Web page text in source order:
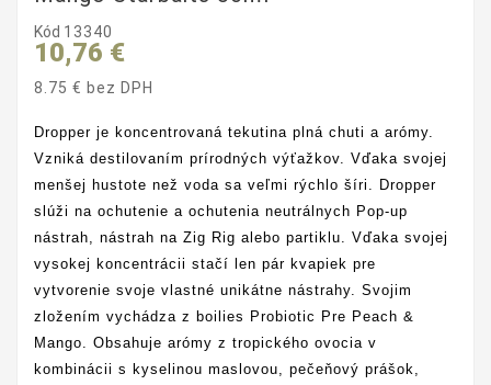
Kód 13340
10,76 €
8.75 € bez DPH
Dropper je koncentrovaná tekutina plná chuti a arómy.
Vzniká destilovaním prírodných výťažkov. Vďaka svojej
menšej hustote než voda sa veľmi rýchlo šíri. Dropper
slúži na ochutenie a ochutenia neutrálnych Pop-up
nástrah, nástrah na Zig Rig alebo partiklu. Vďaka svojej
vysokej koncentrácii stačí len pár kvapiek pre
vytvorenie svoje vlastné unikátne nástrahy. Svojim
zložením vychádza z boilies Probiotic Pre Peach &
Mango. Obsahuje arómy z tropického ovocia v
kombinácii s kyselinou maslovou, pečeňový prášok,